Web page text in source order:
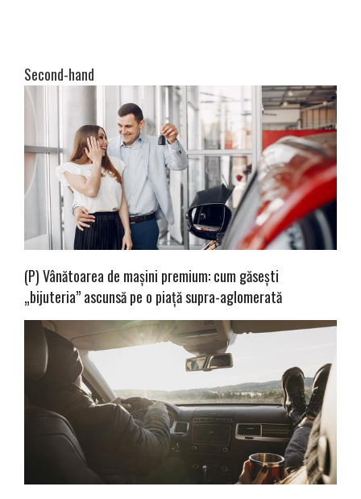
Second-hand
(P) Vânătoarea de mașini premium: cum găsești
„bijuteria” ascunsă pe o piață supra-aglomerată